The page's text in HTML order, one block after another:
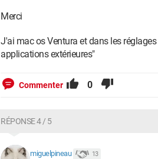
Merci
J'ai mac os Ventura et dans les
applications extérieures"
Commenter 0
RÉPONSE 4 / 5
miguelpineau 13